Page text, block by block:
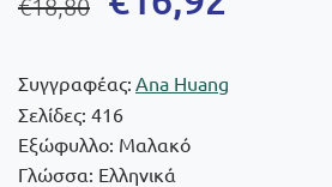
price
was:
€18,80.
τρέχουσα
τιμή
είναι:
€16,92.
Συγγραφέας: Ana Huang
Σελίδες: 416
Εξώφυλλο: Μαλακό
Γλώσσα: Ελληνικά